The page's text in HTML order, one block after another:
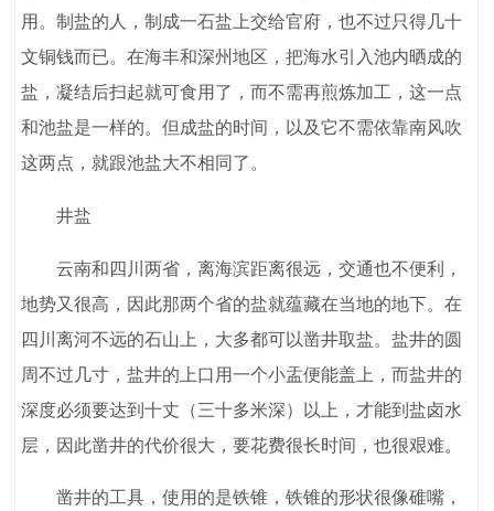
用。制盐的人，制成一石盐上交给官府，也不过只得几十
文铜钱而已。在海丰和深州地区，把海水引入池内晒成的
盐，凝结后扫起就可食用了，而不需再煎炼加工，这一点
和池盐是一样的。但成盐的时间，以及它不需依靠南风吹
这两点，就跟池盐大不相同了。
井盐
云南和四川两省，离海滨距离很远，交通也不便利，
地势又很高，因此那两个省的盐就蕴藏在当地的地下。在
四川离河不远的石山上，大多都可以凿井取盐。盐井的圆
周不过几寸，盐井的上口用一个小盂便能盖上，而盐井的
深度必须要达到十丈（三十多米深）以上，才能到盐卤水
层，因此凿井的代价很大，要花费很长时间，也很艰难。
凿井的工具，使用的是铁锥，铁锥的形状很像碓嘴，